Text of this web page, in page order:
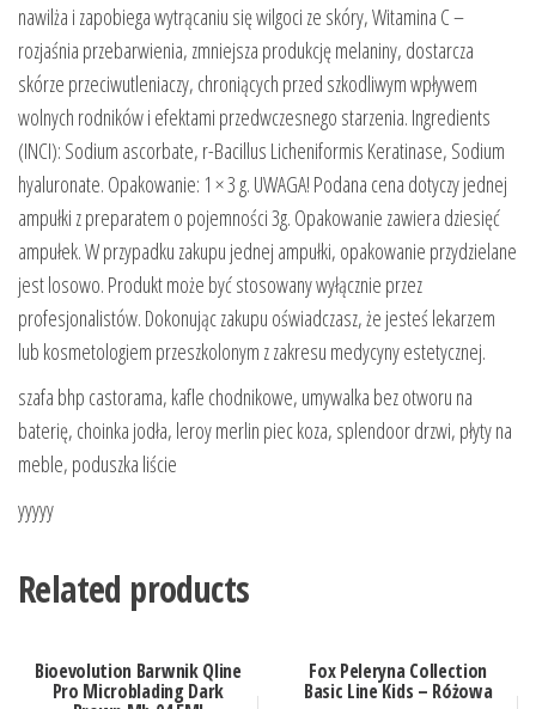
nawilża i zapobiega wytrącaniu się wilgoci ze skóry, Witamina C –
rozjaśnia przebarwienia, zmniejsza produkcję melaniny, dostarcza
skórze przeciwutleniaczy, chroniących przed szkodliwym wpływem
wolnych rodników i efektami przedwczesnego starzenia. Ingredients
(INCI): Sodium ascorbate, r-Bacillus Licheniformis Keratinase, Sodium
hyaluronate. Opakowanie: 1 × 3 g. UWAGA! Podana cena dotyczy jednej
ampułki z preparatem o pojemności 3g. Opakowanie zawiera dziesięć
ampułek. W przypadku zakupu jednej ampułki, opakowanie przydzielane
jest losowo. Produkt może być stosowany wyłącznie przez
profesjonalistów. Dokonując zakupu oświadczasz, że jesteś lekarzem
lub kosmetologiem przeszkolonym z zakresu medycyny estetycznej.
szafa bhp castorama, kafle chodnikowe, umywalka bez otworu na
baterię, choinka jodła, leroy merlin piec koza, splendoor drzwi, płyty na
meble, poduszka liście
yyyyy
Related products
Bioevolution Barwnik Qline
Pro Microblading Dark
Fox Peleryna Collection
Basic Line Kids – Różowa